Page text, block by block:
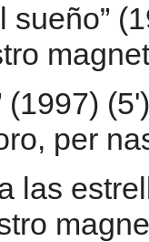
sueño”
(1997) (5')
per
las